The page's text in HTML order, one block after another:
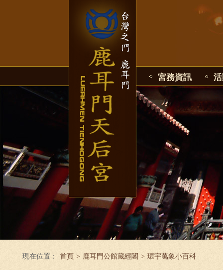
宮務資訊
現在位置： 首頁 > 鹿耳門公館藏經閣 > 環宇萬象小百科